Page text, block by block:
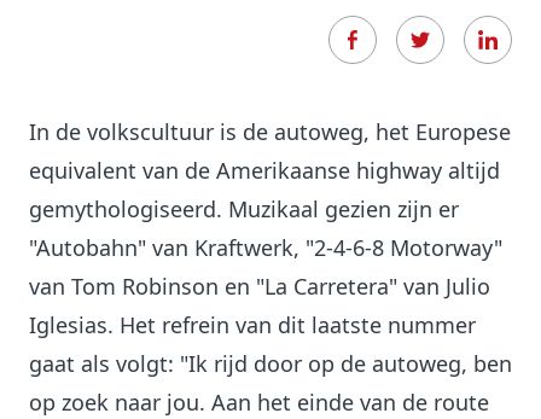
In de volkscultuur is de autoweg, het Europese
equivalent van de Amerikaanse highway altijd
gemythologiseerd. Muzikaal gezien zijn er
"Autobahn" van Kraftwerk, "2-4-6-8 Motorway"
van Tom Robinson en "La Carretera" van Julio
Iglesias. Het refrein van dit laatste nummer
gaat als volgt: "Ik rijd door op de autoweg, ben
op zoek naar jou. Aan het einde van de route